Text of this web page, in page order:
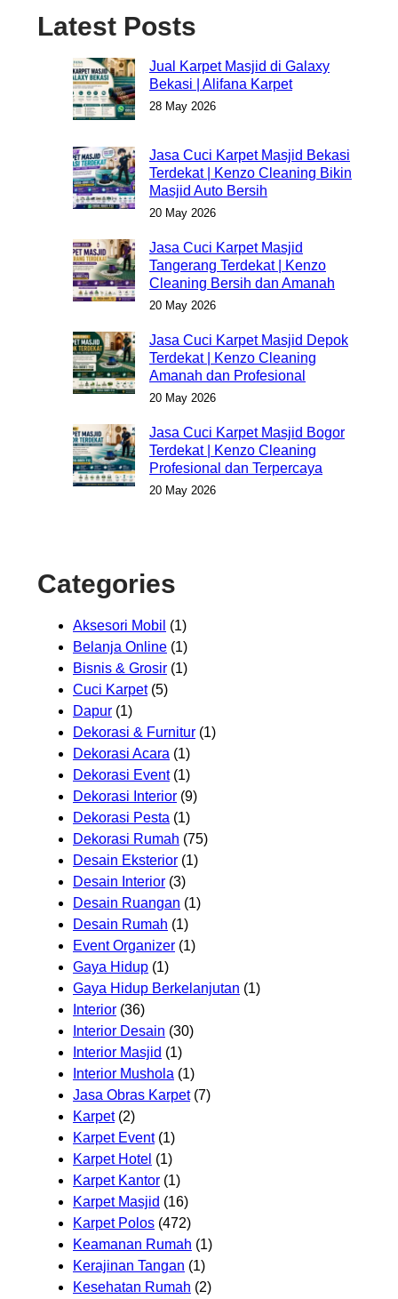
Latest Posts
Jual Karpet Masjid di Galaxy
Bekasi | Alifana Karpet
28 May 2026
Jasa Cuci Karpet Masjid Bekasi
Terdekat | Kenzo Cleaning Bikin
Masjid Auto Bersih
20 May 2026
Jasa Cuci Karpet Masjid
Tangerang Terdekat | Kenzo
Cleaning Bersih dan Amanah
20 May 2026
Jasa Cuci Karpet Masjid Depok
Terdekat | Kenzo Cleaning
Amanah dan Profesional
20 May 2026
Jasa Cuci Karpet Masjid Bogor
Terdekat | Kenzo Cleaning
Profesional dan Terpercaya
20 May 2026
Categories
Aksesori Mobil (1)
Belanja Online (1)
Bisnis & Grosir (1)
Cuci Karpet(5)
Dapur (1)
Dekorasi & Furnitur (1)
Dekorasi Acara (1)
Dekorasi Event(1)
Dekorasi Interior (9)
Dekorasi Pesta (1)
Dekorasi Rumah (75)
Desain Eksterior (1)
Desain Interior (3)
Desain Ruangan (1)
Desain Rumah (1)
Event Organizer (1)
Gaya Hidup (1)
Gaya Hidup Berkelanjutan (1)
Interior (36)
Interior Desain (30)
Interior Masjid (1)
Interior Mushola (1)
Jasa Obras Karpet(7)
Karpet(2)
Karpet Event(1)
Karpet Hotel (1)
Karpet Kantor (1)
Karpet Masjid (16)
Karpet Polos (472)
Keamanan Rumah (1)
Kerajinan Tangan (1)
Kesehatan Rumah (2)